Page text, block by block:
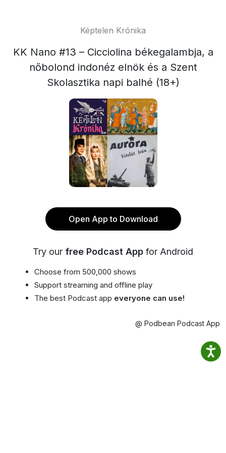
Képtelen Krónika
KK Nano #13 – Cicciolina békegalambja, a
nőbolond indonéz elnök és a Szent
Skolasztika napi balhé (18+)
Open App to Download
Try our free Podcast App for Android
Choose from 500,000 shows
Support streaming and offline play
The best Podcast app everyone can use!
@ Podbean Podcast App